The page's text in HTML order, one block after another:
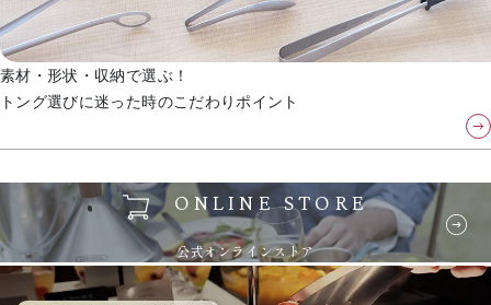
素材・形状・収納で選ぶ！
トング選びに迷った時のこだわりポイント
ONLINE STORE
公式オンラインストア